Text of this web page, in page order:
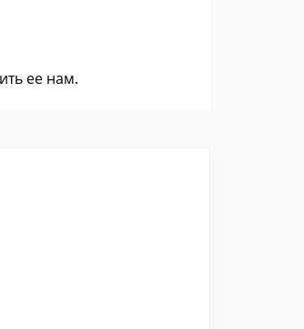
ее нам.